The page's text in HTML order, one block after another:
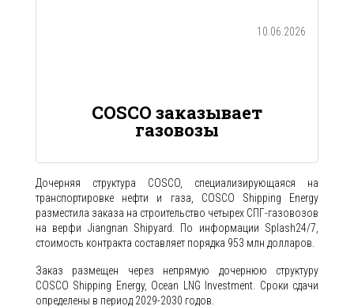
10.06.2026
COSCO заказывает
газовозы
Дочерняя структура COSCO, специализирующаяся на
транспортировке нефти и газа, COSCO Shipping Energy
разместила заказа на строительство четырех СПГ-газовозов
на верфи Jiangnan Shipyard. По информации Splash24/7,
стоимость контракта составляет порядка 953 млн долларов.
Заказ размещен через непрямую дочернюю структуру
COSCO Shipping Energy, Ocean LNG Investment. Сроки сдачи
определены в период 2029-2030 годов.